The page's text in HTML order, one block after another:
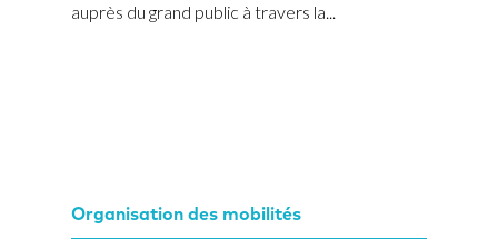
auprès du grand public à travers la...
Organisation des mobilités